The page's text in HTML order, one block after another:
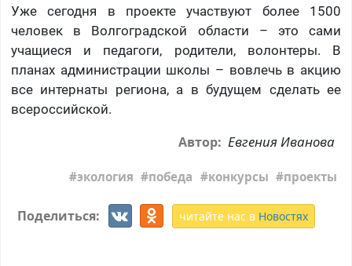
Уже сегодня в проекте участвуют более 1500
человек в Волгоградской области – это сами
учащиеся и педагоги, родители, волонтеры. В
планах администрации школы – вовлечь в акцию
все интернаты региона, а в будущем сделать ее
всероссийской.
Автор: Евгения Иванова
экология победа конкурсы проекты
Поделиться: читайте нас в Новостях